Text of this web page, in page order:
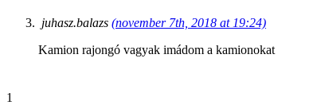
juhasz.balazs (november 7th, 2018 at 19:24)
Kamion rajongó vagyak imádom a kamionokat
1